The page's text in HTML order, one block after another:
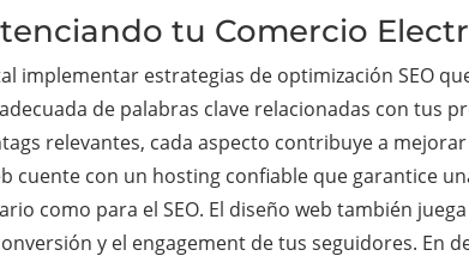
tu Comercio
estrategias de optimización SEO
de palabras clave relacionadas con tus
relevantes, cada aspecto contribuye a
cuente con un hosting confiable que garantice
como para el SEO. El diseño web también
y el engagement de tus seguidores. En